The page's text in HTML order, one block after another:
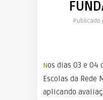
Publicado
Nos dias 03 e 04 de dezembro as 17
Escolas da
aplicando